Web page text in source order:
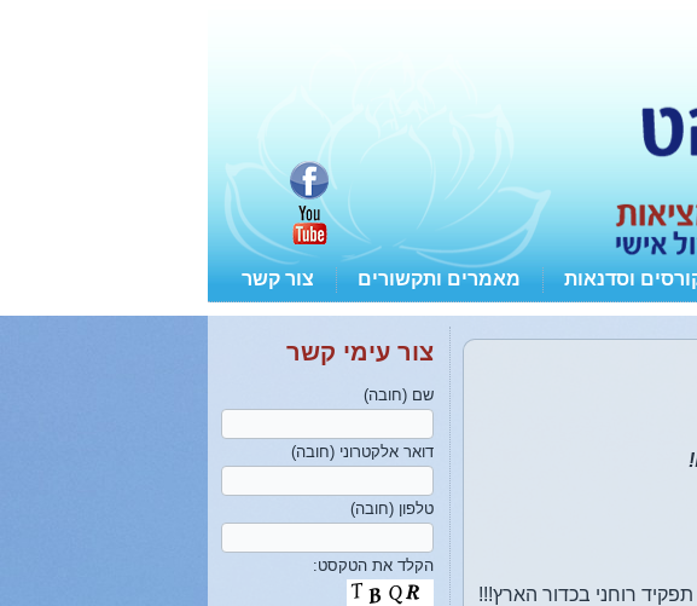
וסדנאות מאמרים ותקשורים צור קשר
תפקיד רוחני בכדור הארץ!!!
צור עימי קשר
שם (חובה)
דואר אלקטרוני (חובה)
טלפון (חובה)
הקלד את הטקסט: